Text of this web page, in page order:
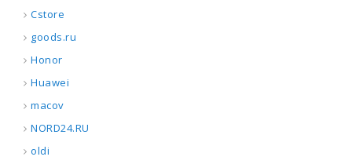
Cstore
goods.ru
Honor
Huawei
macov
NORD24.RU
oldi